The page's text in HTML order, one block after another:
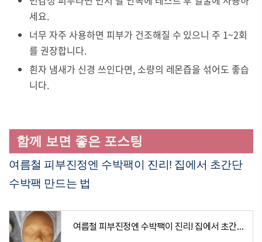
세요.
너무 자주 사용하면 피부가 건조해질 수 있으니 주 1~2회
를 권장합니다.
흰자 냄새가 신경 쓰인다면, 소량의 레몬즙을 섞어도 좋습
니다.
함께 보면 좋은 포스팅
여름철 피부진정엔 수박팩이 진리! 집에서 초간단
수박팩 만드는 법
여름철 피부진정엔 수박팩이 진리! 집에서 초간단 수박팩 만드는 법